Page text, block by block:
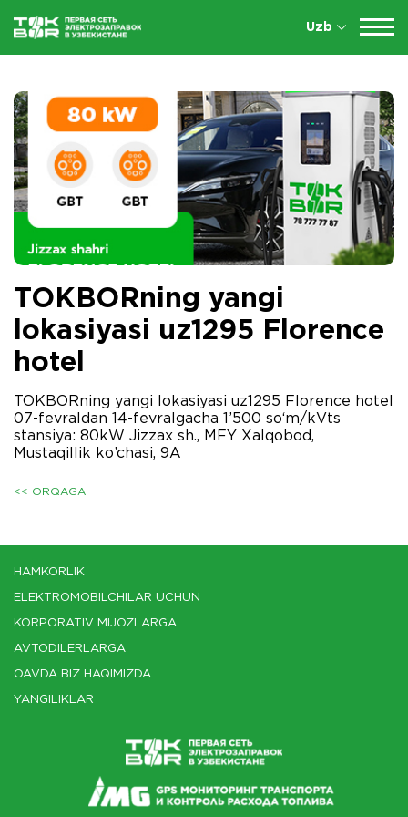
Uzb
TOKBORning yangi
lokasiyasi uz1295 Florence
hotel
TOKBORning yangi lokasiyasi uz1295 Florence hotel
07-fevraldan 14-fevralgacha 1’500 so‘m/kVts
stansiya: 80kW Jizzax sh., MFY Xalqobod,
Mustaqillik ko’chasi, 9A
<< ORQAGA
HAMKORLIK
ELEKTROMOBILCHILAR UCHUN
KORPORATIV MIJOZLARGA
AVTODILERLARGA
OAVDA BIZ HAQIMIZDA
YANGILIKLAR